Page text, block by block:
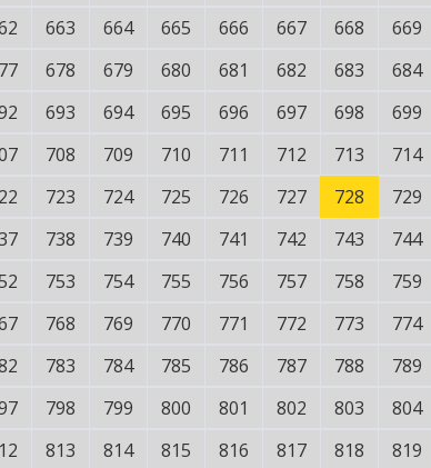
663 664 665 666 667 668 669
678 679 680 681 682 683 684
693 694 695 696 697 698 699
708 709 710 711 712 713 714
723 724 725 726 727 728 729
738 739 740 741 742 743 744
753 754 755 756 757 758 759
768 769 770 771 772 773 774
783 784 785 786 787 788 789
798 799 800 801 802 803 804
813 814 815 816 817 818 819